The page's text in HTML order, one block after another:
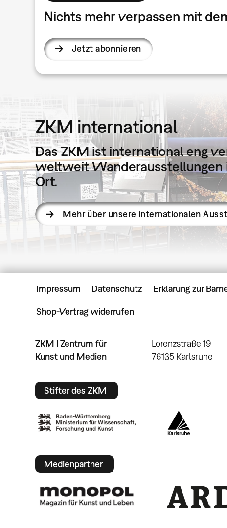
Nichts mehr verpassen mit
Jetzt abonnieren
ZKM international
Das ZKM ist international eng
weltweit Wanderausstellungen
Ort.
Mehr über unsere internationalen
Impressum Datenschutz Erklärung zur
Shop-Vertrag widerrufen
ZKM | Zentrum für
Kunst und Medien
Lorenzstraße 19
76135 Karlsruhe
Stifter des ZKM
Medienpartner